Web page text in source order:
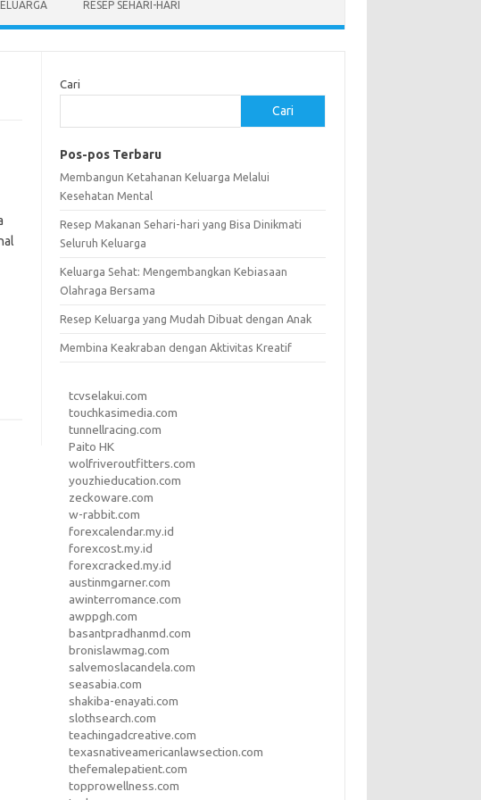
RESEP SEHARI-HARI
Cari
Cari
Pos-pos Terbaru
Membangun Ketahanan Keluarga Melalui
Kesehatan Mental
Resep Makanan Sehari-hari yang Bisa Dinikmati
Seluruh Keluarga
Keluarga Sehat: Mengembangkan Kebiasaan
Olahraga Bersama
Resep Keluarga yang Mudah Dibuat dengan Anak
Membina Keakraban dengan Aktivitas Kreatif
tcvselakui.com
touchkasimedia.com
tunnellracing.com
Paito HK
wolfriveroutfitters.com
youzhieducation.com
zeckoware.com
w-rabbit.com
forexcalendar.my.id
forexcost.my.id
forexcracked.my.id
austinmgarner.com
awinterromance.com
awppgh.com
basantpradhanmd.com
bronislawmag.com
salvemoslacandela.com
seasabia.com
shakiba-enayati.com
slothsearch.com
teachingadcreative.com
texasnativeamericanlawsection.com
thefemalepatient.com
topprowellness.com